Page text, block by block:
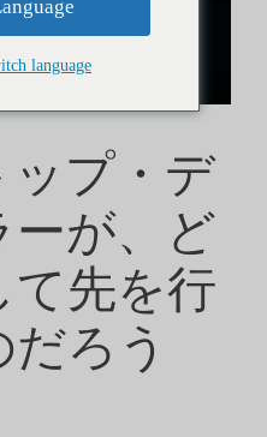
替
プ・デ
ーが、ど
先を行
ろう
language